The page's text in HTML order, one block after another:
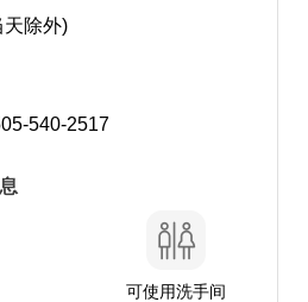
除外)
540-2517
可使用洗手间